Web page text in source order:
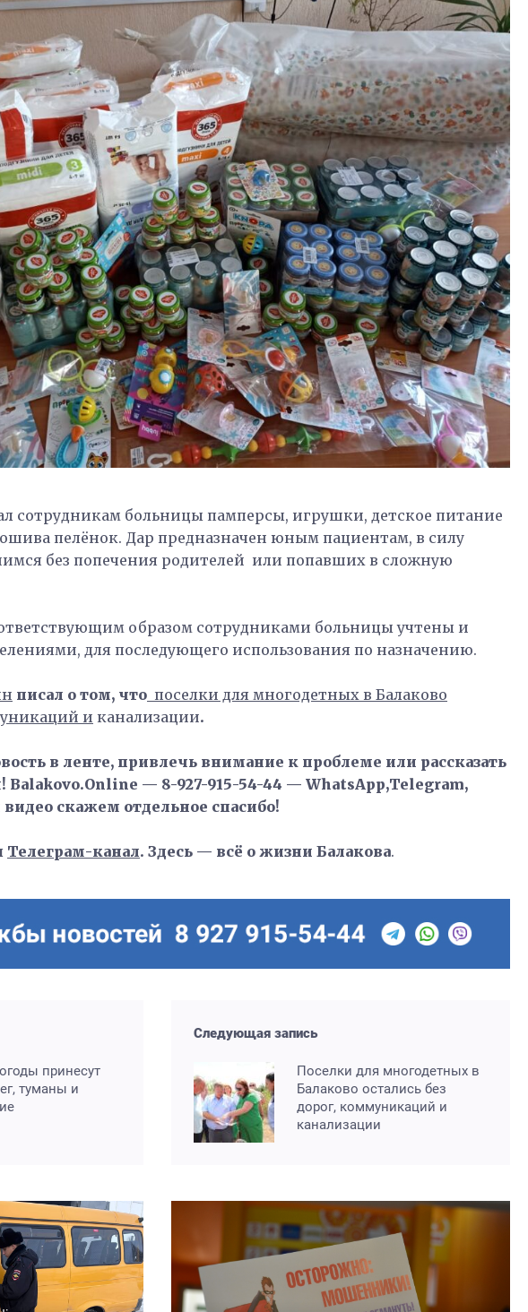
сотрудникам больницы памперсы, игрушки, детское питание
пелёнок. Дар предназначен юным пациентам, в силу
без попечения родителей или попавших в сложную
образом сотрудниками больницы учтены и
для последующего использования по назначению.
писал о том, что поселки для многодетных в Балаково
и канализации.
в ленте, привлечь внимание к проблеме или рассказать
— 8-927-915-54-44 — WhatsApp,Telegram,
скажем отдельное спасибо!
Телеграм-канал. Здесь — всё о жизни Балакова.
принесут
туманы и
Следующая запись
Поселки для многодетных в
Балаково остались без
дорог, коммуникаций и
канализации